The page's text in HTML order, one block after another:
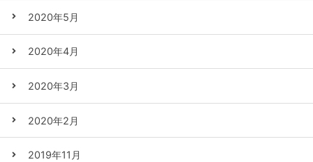
2020年5月
2020年4月
2020年3月
2020年2月
2019年11月